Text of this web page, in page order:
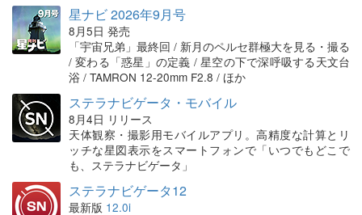
星ナビ 2026年9月号
8月5日 発売
「宇宙兄弟」最終回 / 新月のペルセ群極大を見る・撮る
/ 変わる「惑星」の定義 / 星空の下で深呼吸する天文台
浴 / TAMRON 12-20mm F2.8 / ほか
ステラナビゲータ・モバイル
8月4日 リリース
天体観察・撮影用モバイルアプリ。高精度な計算とリ
ッチな星図表示をスマートフォンで「いつでもどこで
も、ステラナビゲータ」
ステラナビゲータ12
最新版 12.0i